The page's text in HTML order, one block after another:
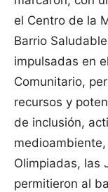
el Centro de la
Barrio
impulsadas en
Comunitario,
recursos y
de inclusión,
Olimpiadas, las
permitieron al